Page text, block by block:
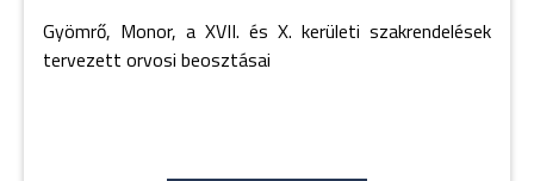
Gyömrő, Monor, a XVII. és X. kerületi szakrendelések
tervezett orvosi beosztásai